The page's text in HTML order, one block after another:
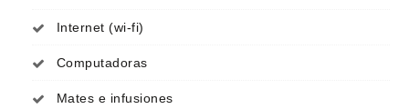
Internet (wi-fi)
Computadoras
Mates e infusiones